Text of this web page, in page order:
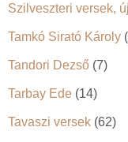
Szilveszteri versek,
Tamkó Sirató Károly
Tandori Dezső (7)
Tarbay Ede (14)
Tavaszi versek (62)